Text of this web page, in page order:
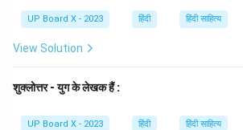
UP Board X - 2023 हिंदी हिंदी साहित्य
View Solution
शुक्लोत्तर - युग के लेखक हैं :
UP Board X - 2023 हिंदी हिंदी साहित्य